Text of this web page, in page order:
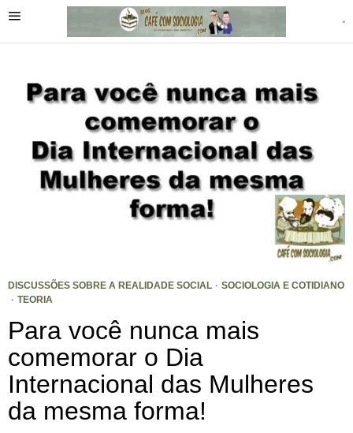
DISCUSSÕES SOBRE A REALIDADE SOCIAL · SOCIOLOGIA E COTIDIANO
· TEORIA
Para você nunca mais
comemorar o Dia
Internacional das Mulheres
da mesma forma!